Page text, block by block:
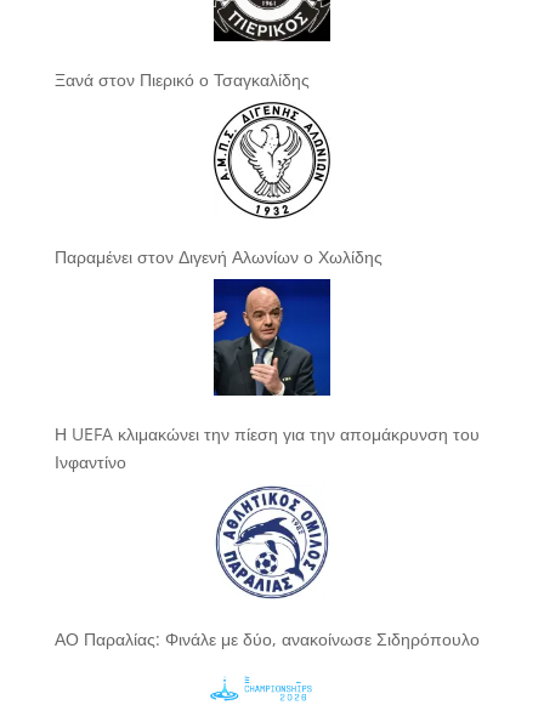
Ξανά στον Πιερικό ο Τσαγκαλίδης
Παραμένει στον Διγενή Αλωνίων ο Χωλίδης
Η UEFA κλιμακώνει την πίεση για την απομάκρυνση του
Ινφαντίνο
ΑΟ Παραλίας: Φινάλε με δύο, ανακοίνωσε Σιδηρόπουλο